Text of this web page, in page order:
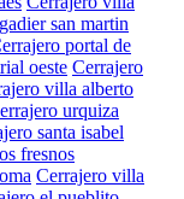
san martin
portal de
oeste Cerrajero
villa alberto
urquiza
santa isabel
fresnos
Cerrajero villa